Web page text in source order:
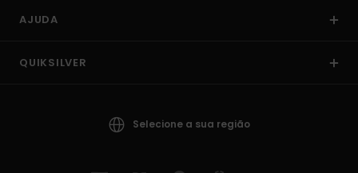
AJUDA
QUIKSILVER
Selecione a sua região